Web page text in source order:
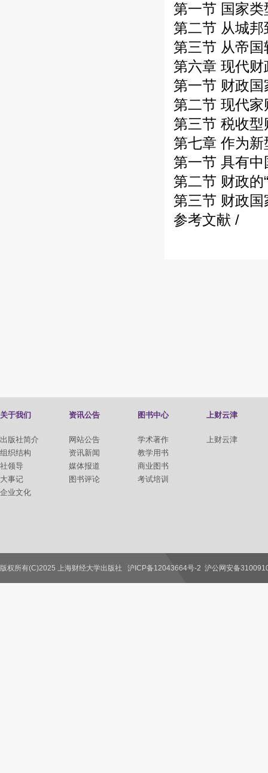
第一节 国家
第二节 从城
第三节 从帝
第六章 现代
第一节 财政
第二节 现代
第三节 税收
第七章 作为
第一节 具有
第二节 财政的
第三节 财政
参考文献 /
关于我们
出版社简介
组织结构
社领导
大事记
企业文化
资讯公告
网站公告
资讯新闻
媒体报道
图书评论
图书中心
学术著作
教学用书
商业图书
考试培训
上财云津
上财云津
联系我们
版权所有(C)2025 上海财经大学出版社 沪ICP备12043664号-2 沪公网安备